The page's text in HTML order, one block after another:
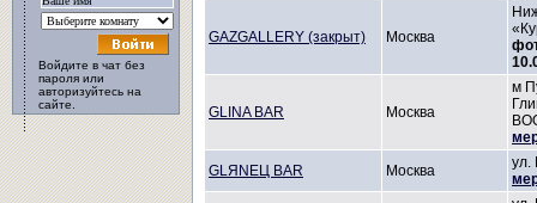
Войдите в чат без
пароля или
авторизуйтесь на
сайте.
GAZGALLERY (закрыт) Москва
GLINA BAR Москва
м
GLЯNEЦ BAR
Москва
ул.